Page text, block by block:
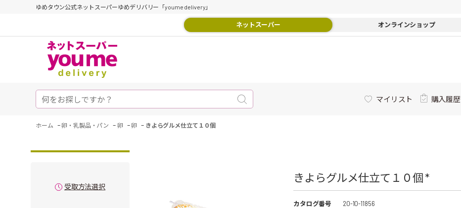
ゆめタウン公式ネットスーパーゆめデリバリー「youme delivery」
ネットスーパー オンラインショップ
マイリスト 購入履歴
ホーム -卵・乳製品・パン - 卵 -卵 - きよらグルメ仕立て１０個
受取方法選択
きよらグルメ仕立て１０個 *
カタログ番号
20-10-11856